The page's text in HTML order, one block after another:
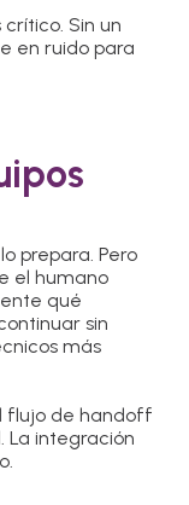
Sin un
en ruido para
prepara. Pero
el humano
qué
sin
más
flujo de handoff
La integración